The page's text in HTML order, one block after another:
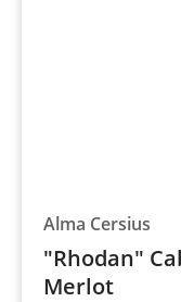
Alma Cersius
"Rhodan"
Merlot